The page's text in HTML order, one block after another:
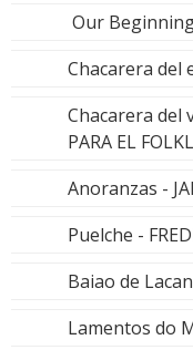
Our
Chacarera del
Chacarera del
PARA EL
Anoranzas -
Puelche -
Baiao de
Lamentos do